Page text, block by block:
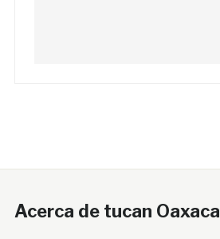
Acerca de tucan Oaxaca